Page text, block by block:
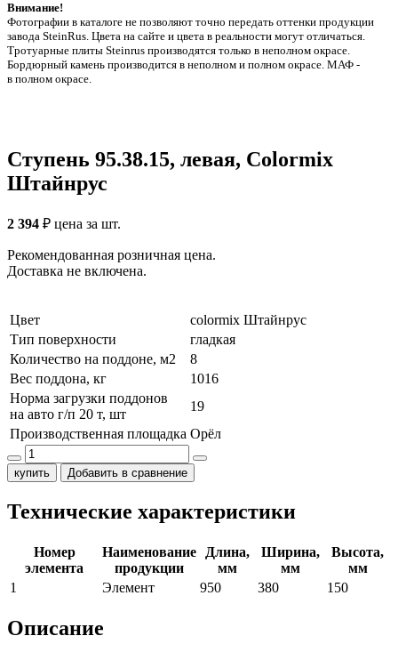
Внимание!
Фотографии в каталоге не позволяют точно передать оттенки продукции
заводa SteinRus. Цвета на сайте и цвета в реальности могут отличаться.
Тротуарные плиты Steinrus производятся только в неполном окрасе.
Бордюрный камень производится в неполном и полном окрасе. МАФ -
в полном окрасе.
Ступень 95.38.15, левая, Colormix
Штайнрус
2 394 ₽ цена за шт.
Рекомендованная розничная цена.
Доставка не включена.
Цвет
colormix Штайнрус
Тип поверхности
гладкая
Количество на поддоне, м2
8
Вес поддона, кг
1016
Норма загрузки поддонов
на авто г/п 20 т, шт
19
Производственная площадка Орёл
купить Добавить в сравнение
Технические характеристики
Номер
элемента
Наименование
продукции
Длина,
мм
Ширина,
мм
Высота,
мм
1
Элемент 950 380 150
Описание